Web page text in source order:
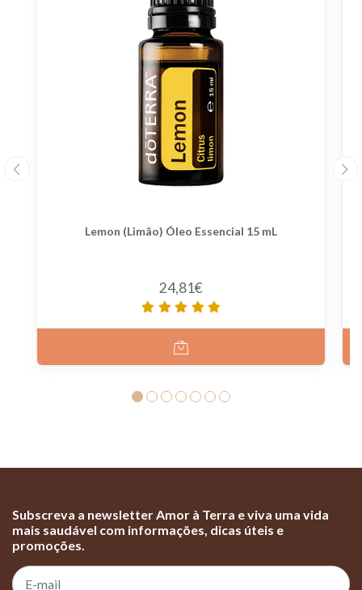
Lemon (Limão) Óleo Essencial 15 mL
24,81€
Subscreva a newsletter Amor à Terra e viva uma vida
mais saudável com informações, dicas úteis e
promoções.